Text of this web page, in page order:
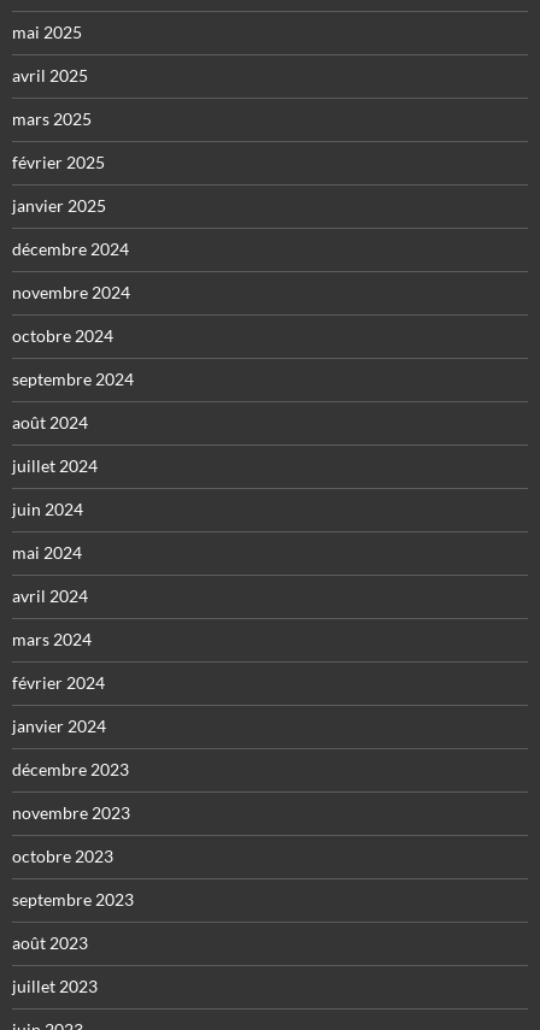
mai 2025
avril 2025
mars 2025
février 2025
janvier 2025
décembre 2024
novembre 2024
octobre 2024
septembre 2024
août 2024
juillet 2024
juin 2024
mai 2024
avril 2024
mars 2024
février 2024
janvier 2024
décembre 2023
novembre 2023
octobre 2023
septembre 2023
août 2023
juillet 2023